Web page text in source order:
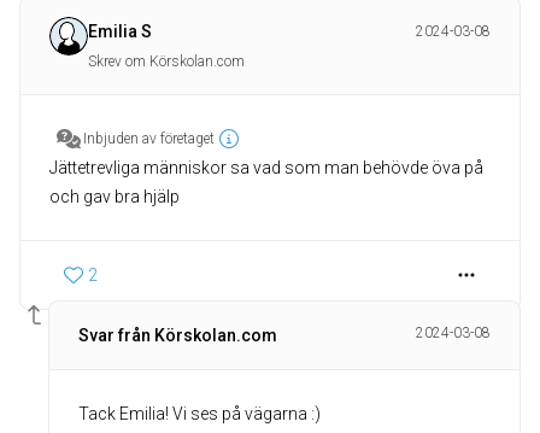
Emilia S
2024-03-08
Skrev om Körskolan.com
Inbjuden av företaget
Jättetrevliga människor sa vad som man behövde öva på
och gav bra hjälp
2
Svar från Körskolan.com 2024-03-08
Tack Emilia! Vi ses på vägarna :)